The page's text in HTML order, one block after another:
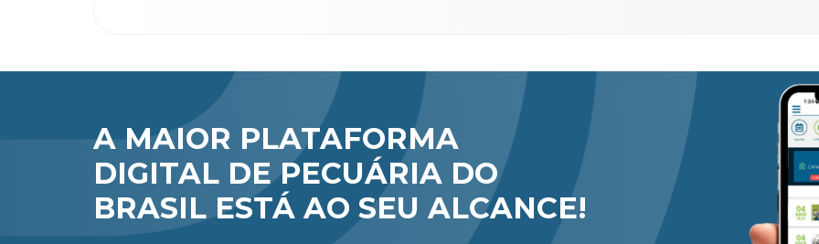
A MAIOR PLATAFORMA
DIGITAL DE PECUÁRIA DO
BRASIL ESTÁ AO SEU ALCANCE!